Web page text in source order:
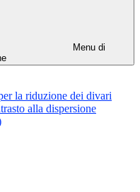
Menu di
la riduzione dei divari
alla dispersione